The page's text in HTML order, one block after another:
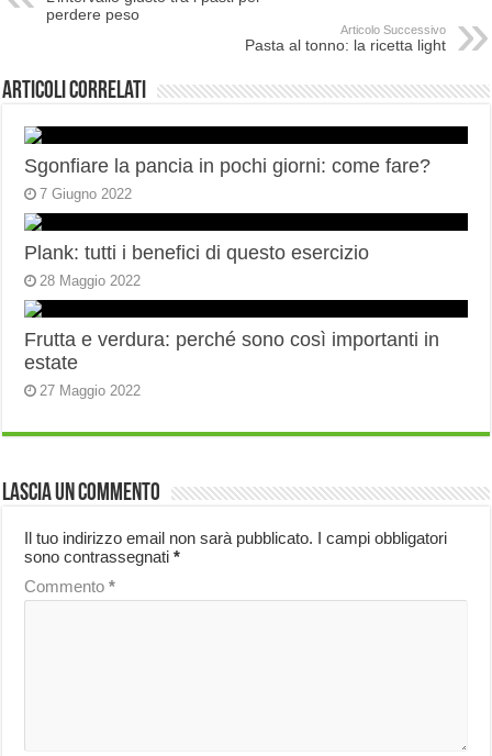
perdere peso
Articolo Successivo
Pasta al tonno: la ricetta light
Articoli correlati
Sgonfiare la pancia in pochi giorni: come fare?
7 Giugno 2022
Plank: tutti i benefici di questo esercizio
28 Maggio 2022
Frutta e verdura: perché sono così importanti in
estate
27 Maggio 2022
Lascia un commento
Il tuo indirizzo email non sarà pubblicato. I campi obbligatori
sono contrassegnati*
Commento*